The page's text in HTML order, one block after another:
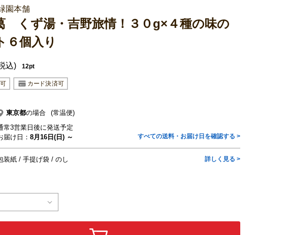
園本舗
くず湯・吉野旅情！３０g×４種の味の
６個入り
込) 12pt
東京都の場合
(常温便)
常3営業日後に発送予定
届け日： 8月16日(日) ～ すべての送料・お届け日を確認する >
装紙 手提げ袋 のし 詳しく見る >